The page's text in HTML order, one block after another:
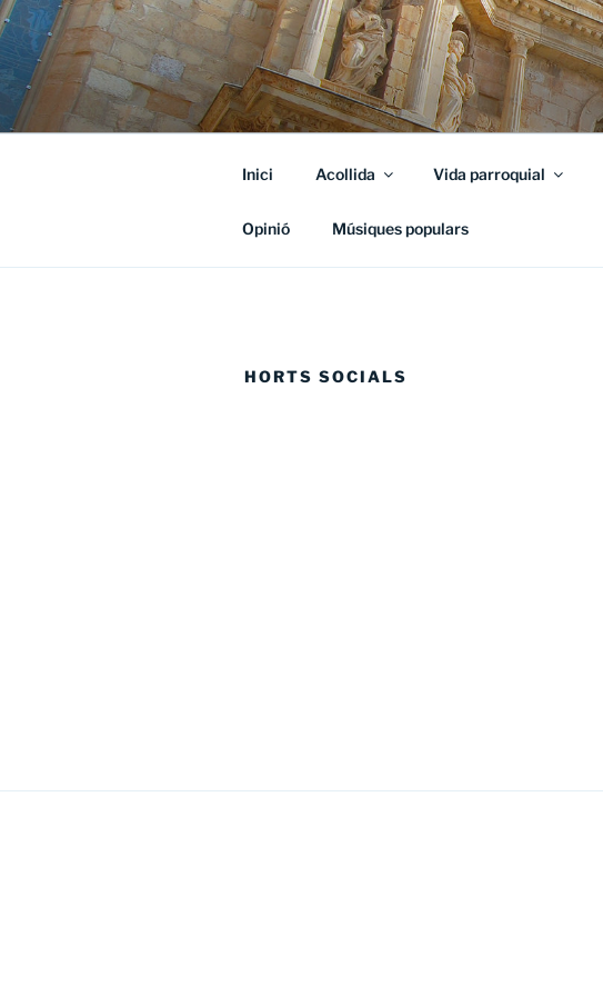
Vés
al
contingut
Inici Acollida Vida parroquial
Opinió Músiques populars
HORTS SOCIALS